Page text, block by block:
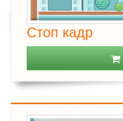
Стоп кадр